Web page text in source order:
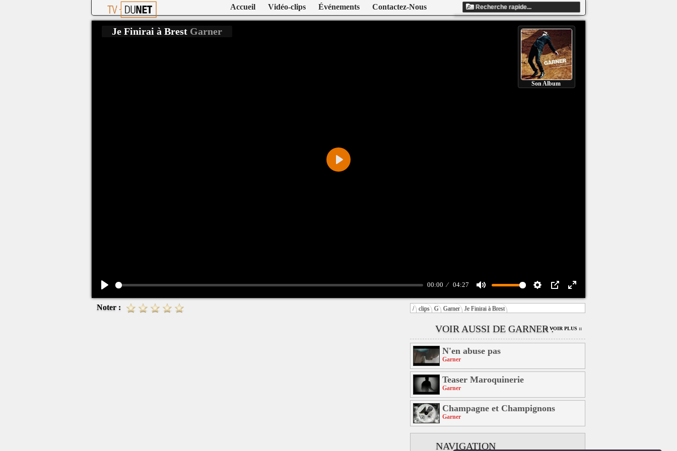
Accueil Vidéo-clips Événements Contactez-Nous
Play
00:00 04:27
Mute Settings
PIP
Enter
Play
Je Finirai à Brest Garner
Son Album
/ clips G Garner Je Finirai à Brest
VOIR AUSSI DE GARNER ::: VOIR PLUS ::
N'en abuse pas
Garner
Teaser Maroquinerie
Garner
Champagne et Champignons
Garner
NAVIGATION
Noter :